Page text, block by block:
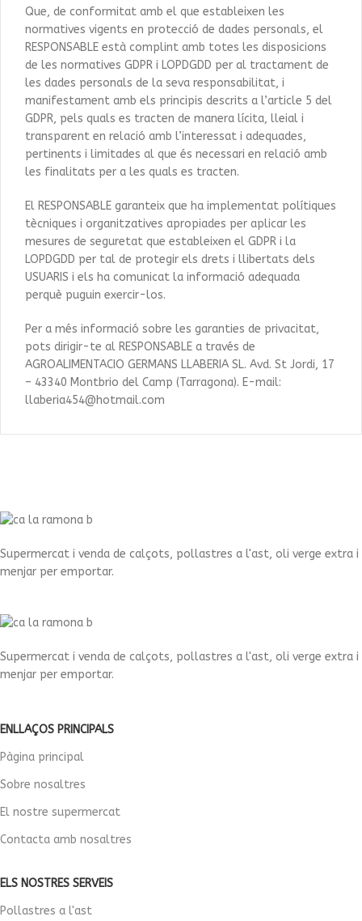
Que, de conformitat amb el que estableixen les
normatives vigents en protecció de dades personals, el
RESPONSABLE està complint amb totes les disposicions
de les normatives GDPR i LOPDGDD per al tractament de
les dades personals de la seva responsabilitat, i
manifestament amb els principis descrits a l’article 5 del
GDPR, pels quals es tracten de manera lícita, lleial i
transparent en relació amb l’interessat i adequades,
pertinents i limitades al que és necessari en relació amb
les finalitats per a les quals es tracten.
El RESPONSABLE garanteix que ha implementat polítiques
tècniques i organitzatives apropiades per aplicar les
mesures de seguretat que estableixen el GDPR i la
LOPDGDD per tal de protegir els drets i llibertats dels
USUARIS i els ha comunicat la informació adequada
perquè puguin exercir-los.
Per a més informació sobre les garanties de privacitat,
pots dirigir-te al RESPONSABLE a través de
AGROALIMENTACIO GERMANS LLABERIA SL. Avd. St Jordi, 17
– 43340 Montbrio del Camp (Tarragona). E-mail:
llaberia454@hotmail.com
Supermercat i venda de calçots, pollastres a l'ast, oli verge extra i
menjar per emportar.
Supermercat i venda de calçots, pollastres a l'ast, oli verge extra i
menjar per emportar.
ENLLAÇOS PRINCIPALS
Pàgina principal
Sobre nosaltres
El nostre supermercat
Contacta amb nosaltres
ELS NOSTRES SERVEIS
Pollastres a l'ast